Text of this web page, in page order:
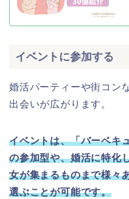
イベントに参加する
婚活パーティーや街コン
出会いが広がります。
イベントは、「バーベキ
の参加型や、婚活に特化
女が集まるものまで様々
選ぶことが可能です。